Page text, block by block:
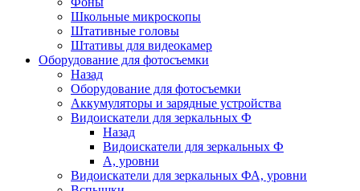
Школьные микроскопы
Штативные головы
Штативы для видеокамер
Оборудование для фотосъемки
Назад
Оборудование для фотосъемки
Аккумуляторы и зарядные устройства
Видоискатели для зеркальных Ф
Назад
Видоискатели для зеркальных Ф
А, уровни
Видоискатели для зеркальных ФА, уровни